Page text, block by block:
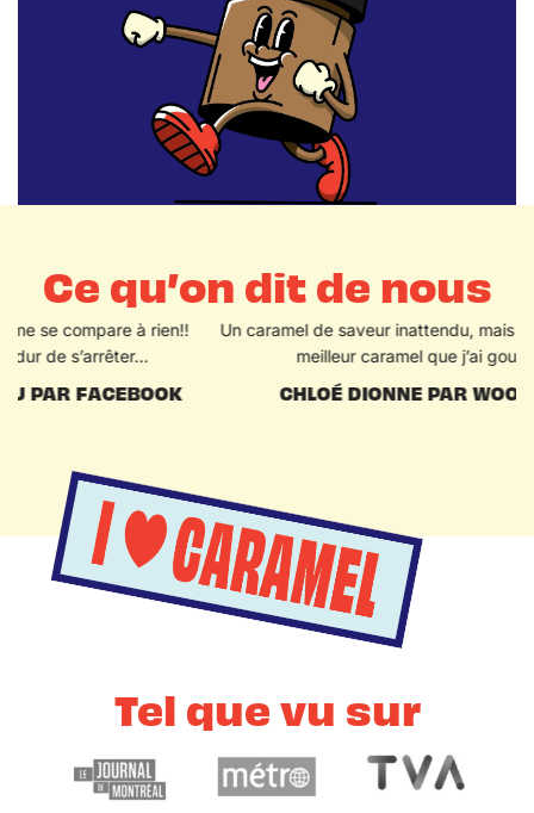
Ce qu’on dit de nous
Un caramel de saveur inattendu, mais vraiment délicieux! Le
meilleur caramel que j’ai gouté et de loin!
CHLOÉ DIONNE PAR WOOCOMMERCE
Tel que vu sur